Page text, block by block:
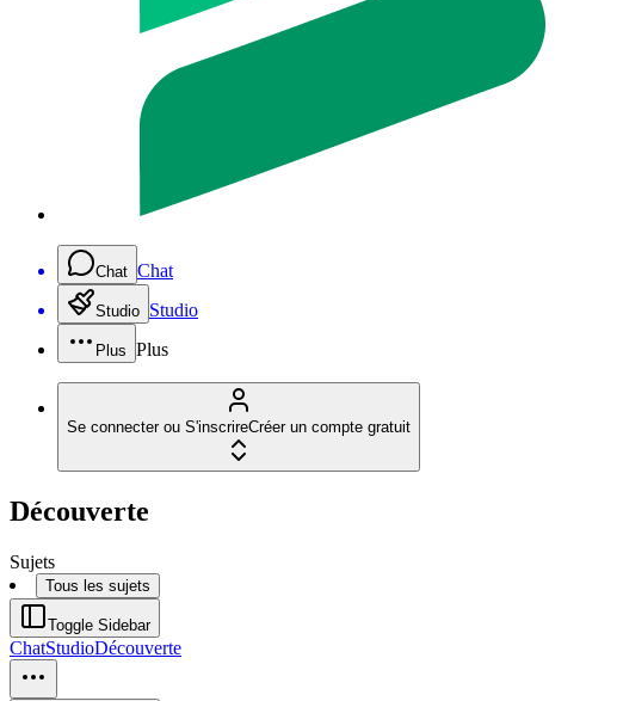
Chat Chat
Studio Studio
Plus Plus
Se connecter ou S'inscrireCréer un compte gratuit
Découverte
Sujets
Tous les sujets
Toggle Sidebar
ChatStudioDécouverte